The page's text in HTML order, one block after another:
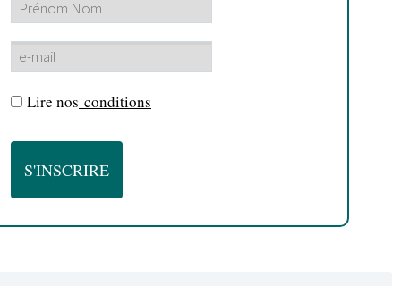
Lire nos conditions